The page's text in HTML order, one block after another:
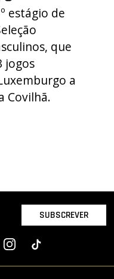
estágio de
que
jogos
a
Covilhã.
SUBSCREVER